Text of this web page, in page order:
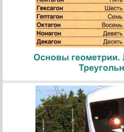
Основы геометрии.